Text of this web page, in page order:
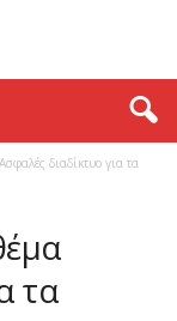
διαδίκτυο για τα
τα